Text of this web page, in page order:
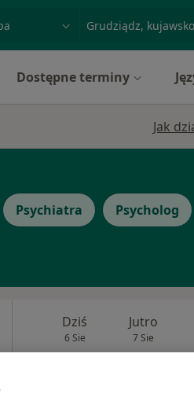
Dostępne terminy
Jak
Psychiatra Psycholog
Dziś
6 Sie
Jutro
7 Sie